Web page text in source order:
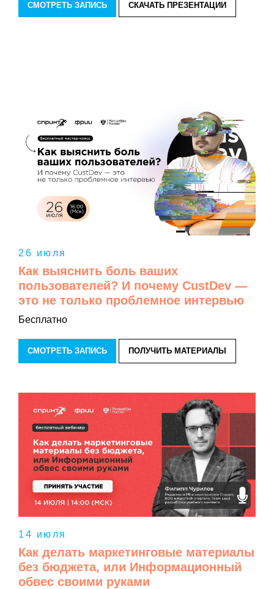
СМОТРЕТЬ ЗАПИСЬ СКАЧАТЬ ПРЕЗЕНТАЦИИ
26 июля
Как выяснить боль ваших
пользователей? И почему CustDev —
это не только проблемное интервью
Бесплатно
СМОТРЕТЬ ЗАПИСЬ ПОЛУЧИТЬ МАТЕРИАЛЫ
14 июля
Как делать маркетинговые материалы
без бюджета, или Информационный
обвес своими руками